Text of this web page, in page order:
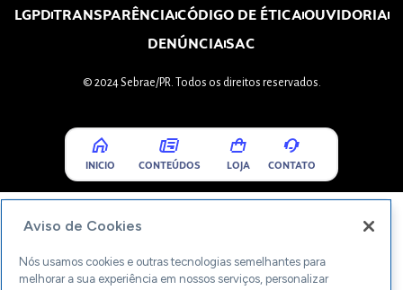
LGPDTRANSPARÊNCIACÓDIGO DE ÉTICAOUVIDORIA
DENÚNCIASAC
© 2024 Sebrae/PR. Todos os direitos reservados.
INICIO CONTEÚDOS LOJA CONTATO
Aviso de Cookies
Nós usamos cookies e outras tecnologias semelhantes para
melhorar a sua experiência em nossos serviços, personalizar